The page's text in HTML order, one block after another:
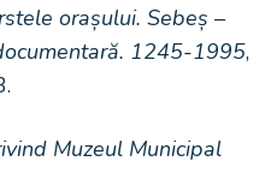
orașului. Sebeș –
1245-1995,
Muzeul Municipal